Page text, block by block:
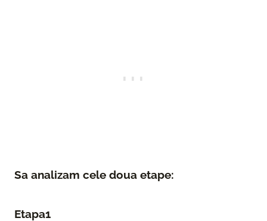
Sa analizam cele doua etape:
Etapa1